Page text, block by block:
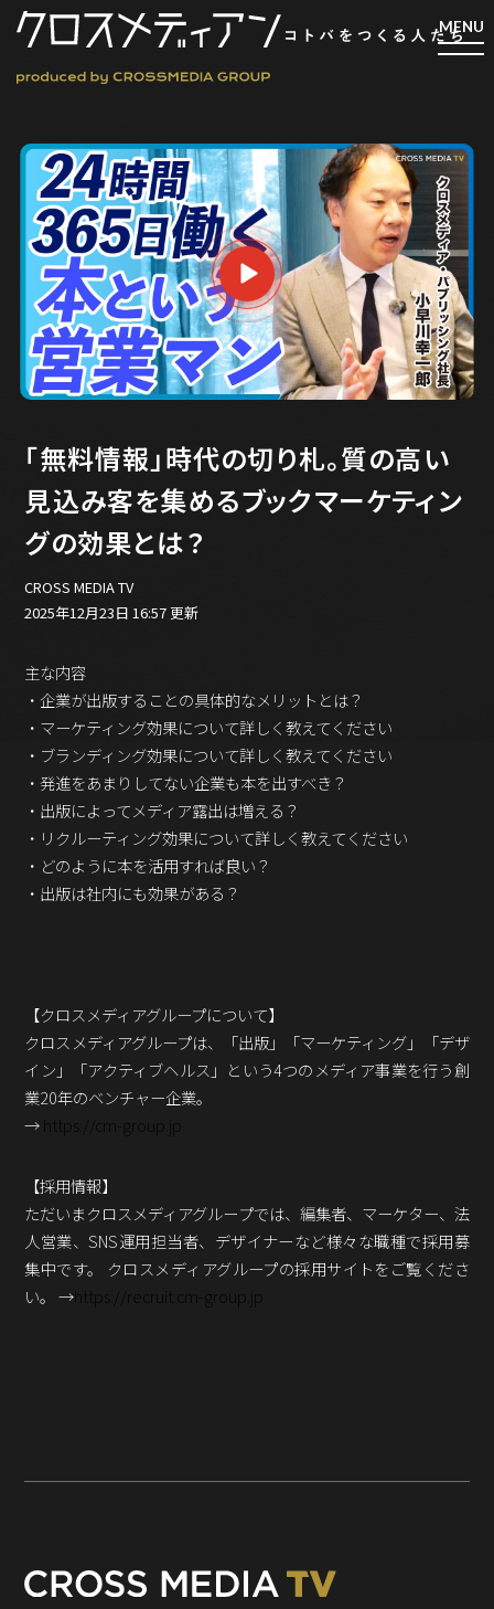
検索
マガジン
新刊ができるまで
EVENT
MY WORK
編集4.0
シンカケイコウホウ
バックオフィス
その他
動画
ビジネス・ブック・アカデミー
業界ビジネス
プロフェッショナル対談
ビジネスアスリートのための
コンディショニング
編集4.0
その他
ラジオ
Podcast番組
「ビジネス・ブック・アカデミー」
「東京広報大学」
クロスメディアンとは？
広報誌
「クロスメディアン」アーカイブ
「無料情報」時代の切り札。質の高い
見込み客を集めるブックマーケティン
グの効果とは？
CROSS MEDIA TV
2025年12月23日 16:57 更新
主な内容
・企業が出版することの具体的なメリットとは？
・マーケティング効果について詳しく教えてください
・ブランディング効果について詳しく教えてください
・発進をあまりしてない企業も本を出すべき？
・出版によってメディア露出は増える？
・リクルーティング効果について詳しく教えてください
・どのように本を活用すれば良い？
・出版は社内にも効果がある？
【クロスメディアグループについて】
クロスメディアグループは、「出版」「マーケティング」「デザ
イン」「アクティブヘルス」という4つのメディア事業を行う創
業20年のベンチャー企業。
→
https://cm-group.jp
【採用情報】
ただいまクロスメディアグループでは、編集者、マーケター、法
人営業、SNS運用担当者、デザイナーなど様々な職種で採用募
集中です。 クロスメディアグループの採用サイトをご覧くださ
い。 → https://recruit.cm-group.jp